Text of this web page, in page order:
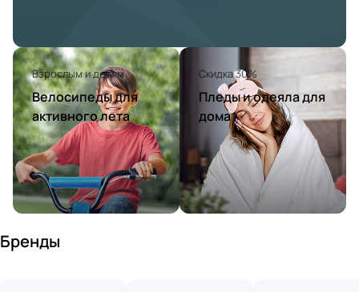
Взрослым и детям
Велосипеды для
активного лета
Скидка 30%
Пледы и одеяла для
дома
Бренды